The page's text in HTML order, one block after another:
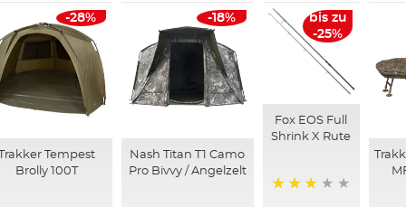
-28%
Trakker Tempest
Brolly 100T
-18%
Nash Titan T1 Camo
Pro Bivvy / Angelzelt
bis zu
-25%
Fox EOS Full
Shrink X Rute